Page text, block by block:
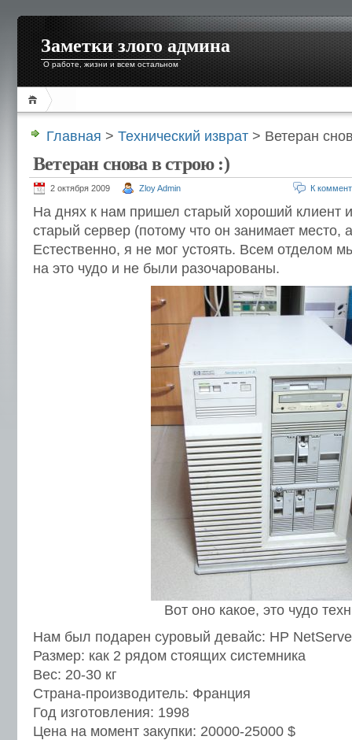
Заметки злого админа
О работе, жизни и всем остальном
Главная > Технический изврат > Ветеран
Ветеран снова в строю :)
2 октября 2009 Zloy Admin К
На днях к нам пришел старый хороший клиент
старый сервер (потому что он занимает место,
Естественно, я не мог устоять. Всем отделом
на это чудо и не были разочарованы.
Вот оно какое, это чудо
Нам был подарен суровый девайс: HP
Размер: как 2 рядом стоящих системника
Вес: 20-30 кг
Страна-производитель: Франция
Год изготовления: 1998
Цена на момент закупки: 20000-25000 $